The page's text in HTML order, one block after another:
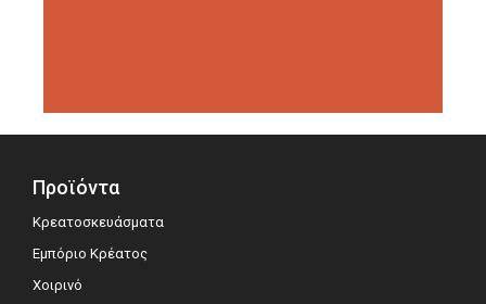
Προϊόντα
Κρεατοσκευάσματα
Εμπόριο Κρέατος
Χοιρινό